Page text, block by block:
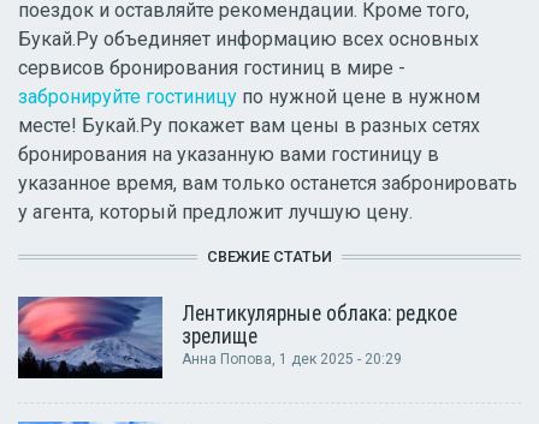
поездок и оставляйте рекомендации. Кроме того,
Букай.Ру объединяет информацию всех основных
сервисов бронирования гостиниц в мире -
забронируйте гостиницу по нужной цене в нужном
месте! Букай.Ру покажет вам цены в разных сетях
бронирования на указанную вами гостиницу в
указанное время, вам только останется забронировать
у агента, который предложит лучшую цену.
СВЕЖИЕ СТАТЬИ
Лентикулярные облака: редкое
зрелище
Анна Попова, 1 дек 2025 - 20:29